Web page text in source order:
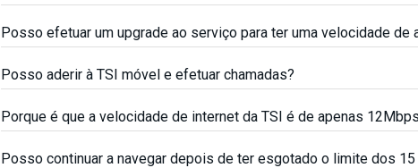
Posso efetuar um upgrade ao serviço para ter uma velocidade de
Posso aderir à TSI móvel e efetuar chamadas?
Porque é que a velocidade de internet da TSI é de apenas
Posso continuar a navegar depois de ter esgotado o limite dos